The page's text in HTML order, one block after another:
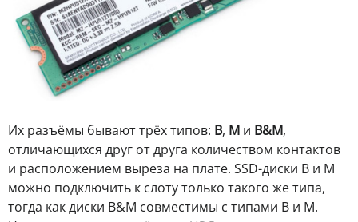
Их разъёмы бывают трёх типов: B, M и B&M,
отличающихся друг от друга количеством контактов
и расположением выреза на плате. SSD-диски B и M
можно подключить к слоту только такого же типа,
тогда как диски B&M совместимы с типами B и M.